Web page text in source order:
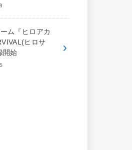
ム『ヒロアカ
ヒロサ
開始